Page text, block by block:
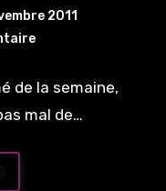
2011
de la semaine,
mal de…